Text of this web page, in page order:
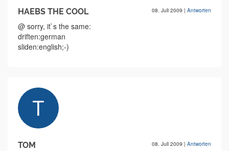
HAEBS THE COOL 08. Juli 2009 | Antworten
@ sorry, it`s the same:
driften:german
sliden:english;-)
TOM 08. Juli 2009 | Antworten